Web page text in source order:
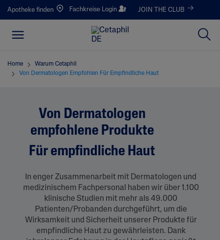
Apotheke finden Fachkreise Login JOIN THE CLUB
Home
Warum Cetaphil
Von Dermatologen Empfohlen Für Empfindliche Haut
Von Dermatologen
empfohlene Produkte
Für empfindliche Haut
In enger Zusammenarbeit mit Dermatologen und
medizinischem Fachpersonal haben wir über 1.100
klinische Studien mit mehr als 49.000
Patienten/Probanden durchgeführt, um die
Wirksamkeit und Sicherheit unserer Produkte für
empfindliche Haut zu gewährleisten. Dank